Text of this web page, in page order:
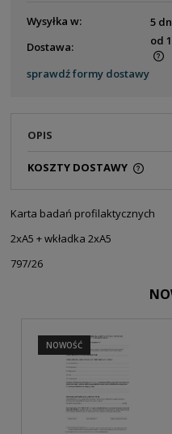
Wysyłka w:
5
Dostawa:
od
Cena nie zawiera
sprawdź formy dostawy
OPIS
KOSZTY DOSTAWY
Karta badań profilaktycznych
2xA5 + wkładka 2xA5
797/26
NOWOŚĆ